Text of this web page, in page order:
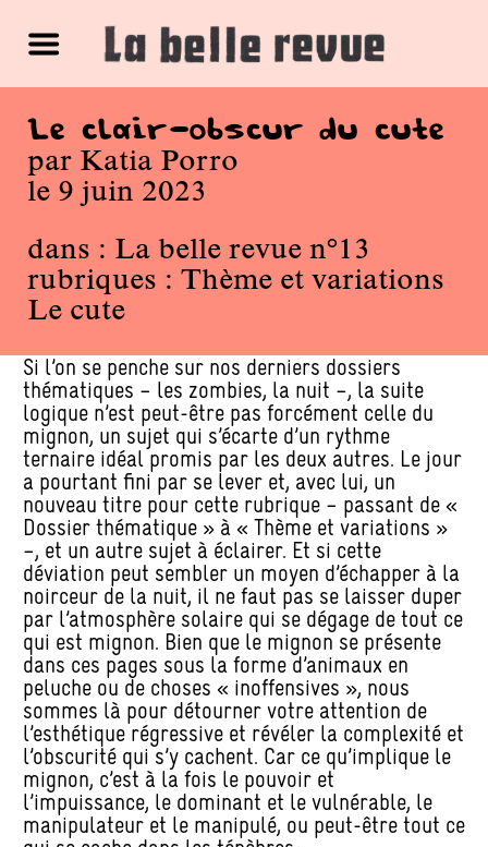
Le clair-obscur du cute
par Katia Porro
le 9 juin 2023
dans : La belle revue n°13
rubriques : Thème et variations
Le cute
Si l’on se penche sur nos derniers dossiers
thématiques – les zombies, la nuit –, la suite
logique n’est peut-être pas forcément celle du
mignon, un sujet qui s’écarte d’un rythme
ternaire idéal promis par les deux autres. Le jour
a pourtant fini par se lever et, avec lui, un
nouveau titre pour cette rubrique – passant de «
Dossier thématique » à « Thème et variations »
–, et un autre sujet à éclairer. Et si cette
déviation peut sembler un moyen d’échapper à la
noirceur de la nuit, il ne faut pas se laisser duper
par l’atmosphère solaire qui se dégage de tout ce
qui est mignon. Bien que le mignon se présente
dans ces pages sous la forme d’animaux en
peluche ou de choses « inoffensives », nous
sommes là pour détourner votre attention de
l’esthétique régressive et révéler la complexité et
l’obscurité qui s’y cachent. Car ce qu’implique le
mignon, c’est à la fois le pouvoir et
l’impuissance, le dominant et le vulnérable, le
manipulateur et le manipulé, ou peut-être tout ce